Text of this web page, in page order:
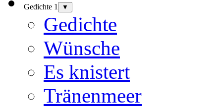
Gedichte 1 ▼
Gedichte
Wünsche
Es knistert
Tränenmeer